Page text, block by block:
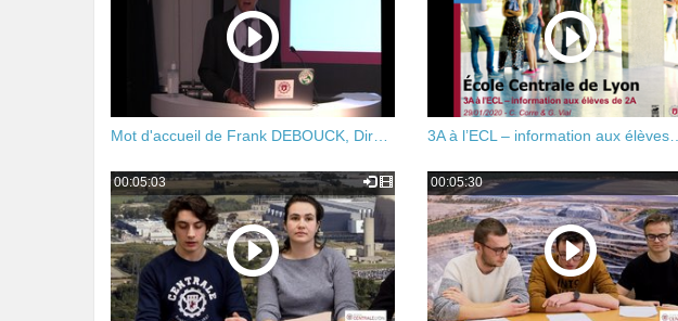
Mot d'accueil de Frank DEBOUCK, Dir… 3A à l’ECL – information aux élèves…
00:05:03 00:05:30